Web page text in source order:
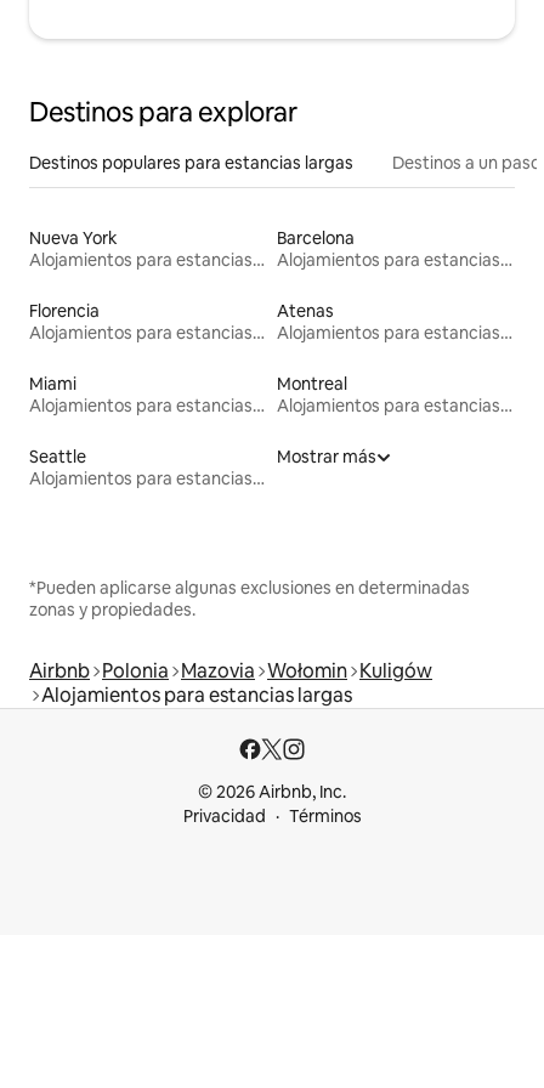
Destinos para explorar
Destinos populares para estancias largas Destinos a un
Nueva York
Alojamientos para estancias largas
Barcelona
Alojamientos para estancias largas
Florencia
Alojamientos para estancias largas
Atenas
Alojamientos para estancias largas
Miami
Alojamientos para estancias largas
Montreal
Alojamientos para estancias largas
Seattle
Alojamientos para estancias largas
Mostrar más
*Pueden aplicarse algunas exclusiones en determinadas
zonas y propiedades.
Airbnb Polonia Mazovia Wołomin Kuligów
Alojamientos para estancias largas
© 2026 Airbnb, Inc.
Privacidad
Términos